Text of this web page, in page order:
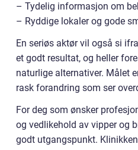
– Tydelig informasjon om
– Ryddige lokaler og gode
En seriøs aktør vil også si
et godt resultat, og heller
naturlige alternativer. Målet
rask forandring som ser
For deg som ønsker
og vedlikehold av vipper og
godt utgangspunkt.